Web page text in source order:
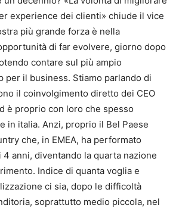
experience dei clienti» chiude il vice
più grande forza è nella
di far evolvere, giorno dopo
contare sul più ampio
per il business. Stiamo parlando di
il coinvolgimento diretto dei CEO
è proprio con loro che spesso
in italia. Anzi, proprio il Bel Paese
che, in EMEA, ha performato
anni, diventando la quarta nazione
Indice di quanta voglia e
ci sia, dopo le difficoltà
soprattutto medio piccola, nel